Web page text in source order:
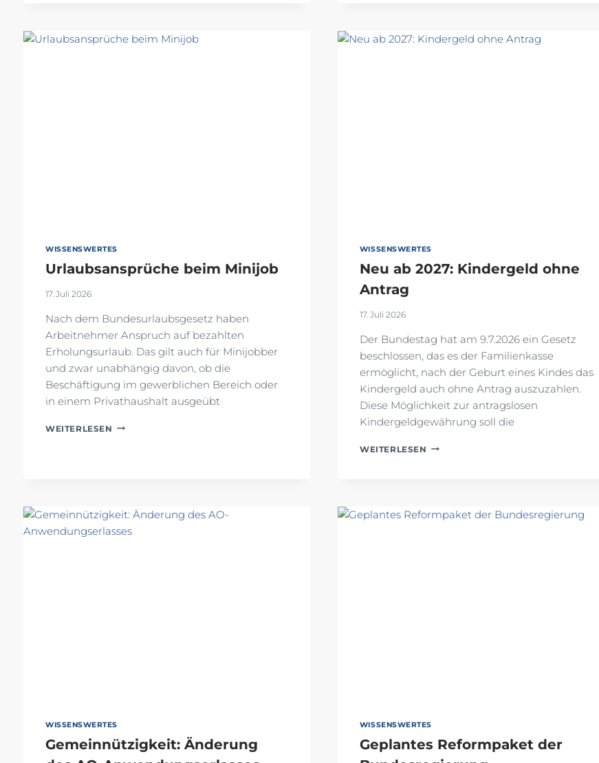
WISSENSWERTES
Urlaubsansprüche beim Minijob
17. Juli 2026
Nach dem Bundesurlaubsgesetz haben
Arbeitnehmer Anspruch auf bezahlten
Erholungsurlaub. Das gilt auch für Minijobber
und zwar unabhängig davon, ob die
Beschäftigung im gewerblichen Bereich oder
in einem Privathaushalt ausgeübt
WEITERLESEN URLAUBSANSPRÜCHE
WISSENSWERTES
Neu ab 2027: Kindergeld ohne
Antrag
17. Juli 2026
Der Bundestag hat am 9.7.2026 ein Gesetz
beschlossen, das es der Familienkasse
ermöglicht, nach der Geburt eines Kindes das
Kindergeld auch ohne Antrag auszuzahlen.
Diese Möglichkeit zur antragslosen
Kindergeldgewährung soll die
WEITERLESEN NEU
ANTRAG
WISSENSWERTES
Gemeinnützigkeit: Änderung
WISSENSWERTES
Geplantes Reformpaket der